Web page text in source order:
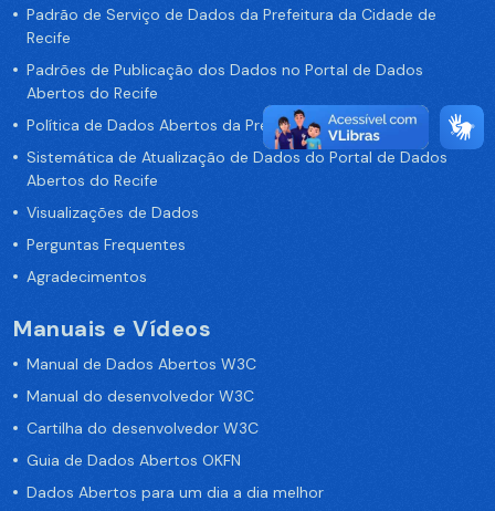
Padrão de Serviço de Dados da Prefeitura da Cidade de
Recife
Padrões de Publicação dos Dados no Portal de Dados
Abertos do Recife
Política de Dados Abertos da Prefeitura do Recife
Sistemática de Atualização de Dados do Portal de Dados
Abertos do Recife
Visualizações de Dados
Perguntas Frequentes
Agradecimentos
Manuais e Vídeos
Manual de Dados Abertos W3C
Manual do desenvolvedor W3C
Cartilha do desenvolvedor W3C
Guia de Dados Abertos OKFN
Dados Abertos para um dia a dia melhor